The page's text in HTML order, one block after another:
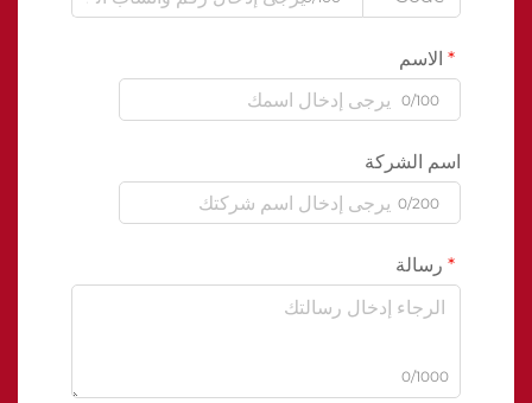
الاسم
0/100
اسم الشركة
0/200
رسالة
0/1000